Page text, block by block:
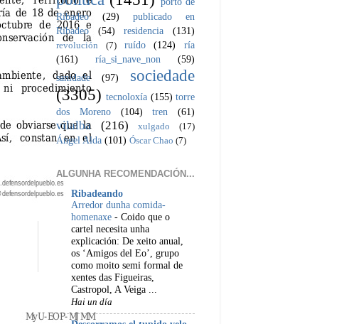
Ribadeo
(29)
publicado en
Ribadeo
(54) residencia (131)
revolución (7) ruído (124)
ría
(161)
ría_si_nave_non
(59)
sanidade
(97)
sociedade
(3305) tecnoloxía (155) torre
dos Moreno
(104) tren (61)
vilalba (216) xulgado (17)
Ángel Alda (101) Óscar Chao (7)
ALGUNHA RECOMENDACIÓN...
Ribadeando
Arredor dunha comida-
homenaxe - Coido que o
cartel necesita unha
explicación: De xeito anual,
os ‘Amigos del Eo’, grupo
como moito semi formal de
xentes das Figueiras,
Castropol, A Veiga ...
Hai un día